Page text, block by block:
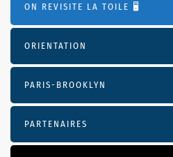
ON REVISITE LA TOILE 🖥️
ORIENTATION
PARIS-BROOKLYN
PARTENAIRES